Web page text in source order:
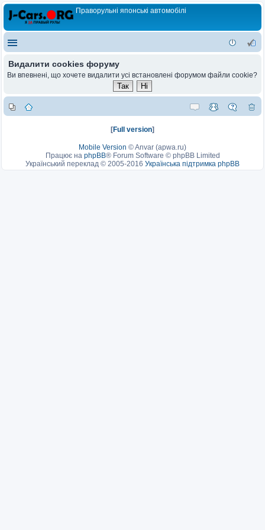
Праворульні японські автомобілі
Видалити cookies форуму
Ви впевнені, що хочете видалити усі встановлені форумом файли cookie?
[Full version]
Mobile Version ©Anvar (apwa.ru)
Працює на phpBB® Forum Software © phpBB Limited
Український переклад © 2005-2016 Українська підтримка phpBB